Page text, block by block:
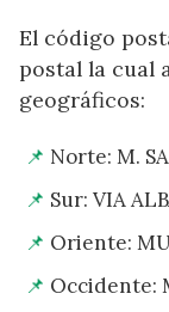
El código
postal la cual
geográficos:
Norte: M.
Sur: VIA
Oriente:
Occidente: